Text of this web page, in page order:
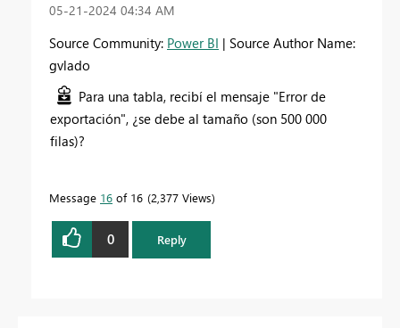
‎05-21-2024 04:34 AM
Source Community: Power BI | Source Author Name:
gvlado
Para una tabla, recibí el mensaje "Error de
exportación", ¿se debe al tamaño (son 500 000
filas)?
Message 16 of 16 2,377 Views
0 Reply